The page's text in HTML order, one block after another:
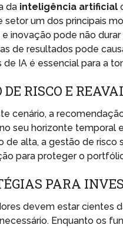
da inteligência artificial
setor um dos principais
inovação pode não
de resultados pode
de IA é essencial para a
DE RISCO E
cenário, a
seu horizonte temporal
de alta, a gestão de risco
para proteger o
PARA
devem estar cientes
Enquanto os